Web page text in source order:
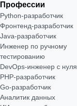
Профессии
Python-разработчик
Фронтенд-разработчик
Java-разработчик
Инженер по ручному
тестированию
DevOps-инженер с нуля
РНР-разработчик
Go-разработчик
Аналитик данных